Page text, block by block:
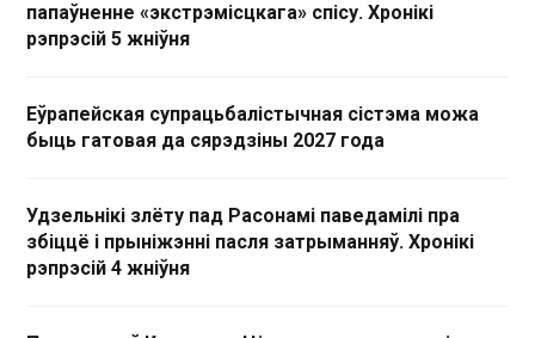
папаўненне «экстрэмісцкага» спісу. Хронікі
рэпрэсій 5 жніўня
Еўрапейская супрацьбалістычная сістэма можа
быць гатовая да сярэдзіны 2027 года
Удзельнікі злёту пад Расонамі паведамілі пра
збіццё і прыніжэнні пасля затрыманняў. Хронікі
рэпрэсій 4 жніўня